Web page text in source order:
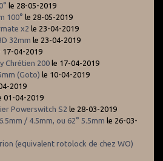
le 28-05-2019
100° le 28-05-2019
x2 le 23-04-2019
32mm le 23-04-2019
17-04-2019
Chrétien 200 le 17-04-2019
(Goto) le 10-04-2019
2019
01-04-2019
Powerswitch S2 le 28-03-2019
/ 4.5mm, ou 62° 5.5mm le 26-03-
(equivalent rotolock de chez WO)